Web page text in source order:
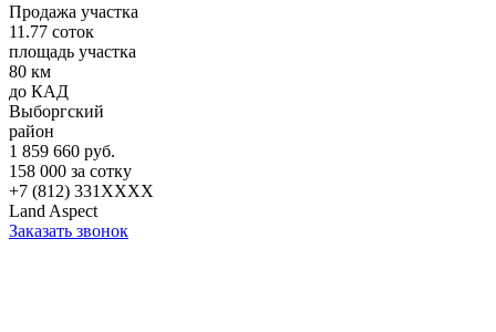
Продажа участка
11.77 соток
площадь участка
80 км
до КАД
Выборгский
район
1 859 660 руб.
158 000 за сотку
+7 (812) 331XXXX
Land Aspect
Заказать звонок